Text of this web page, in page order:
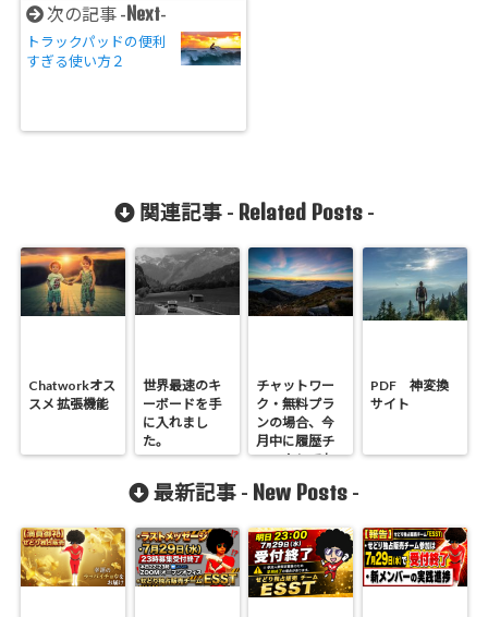
次の記事 -Next-
トラックパッドの便利
すぎる使い方２
関連記事 - Related Posts-
Chatworkオス
スメ 拡張機能
世界最速のキ
ーボードを手
に入れまし
た。
チャットワー
ク・無料プラ
ンの場合、今
月中に履歴チ
ェックしてお
PDF 神変換
サイト
最新記事 - New Posts -